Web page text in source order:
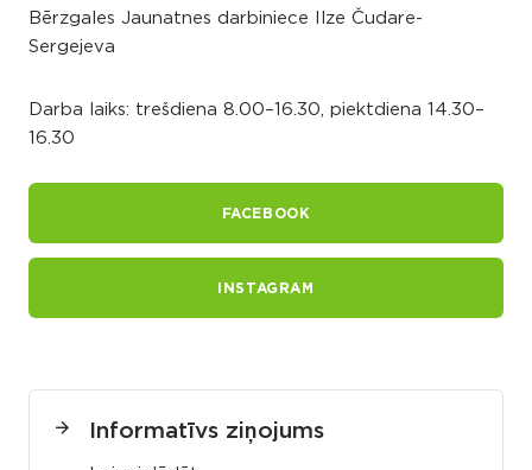
Bērzgales Jaunatnes darbiniece Ilze Čudare-
Sergejeva
Darba laiks: trešdiena 8.00–16.30, piektdiena 14.30–
16.30
FACEBOOK
INSTAGRAM
Informatīvs ziņojums